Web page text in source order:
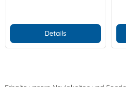
Details